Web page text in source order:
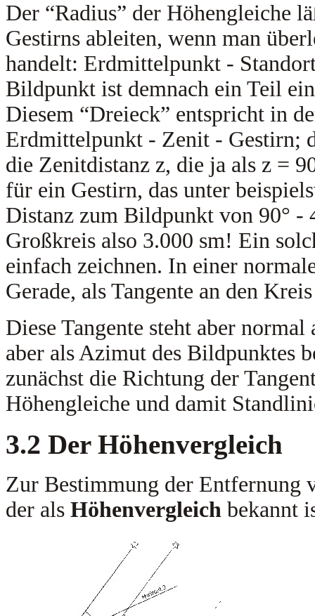
Der “Radius” der Höhengleiche
Gestirns ableiten, wenn man
handelt: Erdmittelpunkt -
Bildpunkt ist demnach ein Teil
Diesem “Dreieck” entspricht in
Erdmittelpunkt - Zenit - Gestirn;
die Zenitdistanz z, die ja als z =
für ein Gestirn, das unter
Distanz zum Bildpunkt von 90° -
Großkreis also 3.000 sm! Ein
einfach zeichnen. In einer
Gerade, als Tangente an den
Diese Tangente steht aber
aber als Azimut des Bildpunktes
zunächst die Richtung der
Höhengleiche und damit
3.2 Der Höhenvergleich
Zur Bestimmung der
der als Höhenvergleich bekannt